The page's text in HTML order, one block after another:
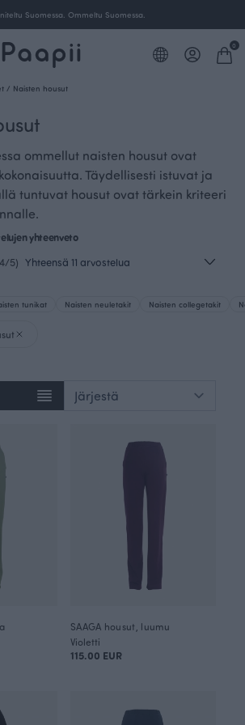
Suomessa. Ommeltu Suomessa.
0
/ Naisten housut
ommellut naisten housut ovat
Täydellisesti istuvat ja
tuntuvat housut ovat tärkein kriteeri
yhteenveto
5) Yhteensä 11 arvostelua
tunikat Naisten neuletakit Naisten collegetakit
SAAGA housut, luumu
Violetti
115.00 EUR